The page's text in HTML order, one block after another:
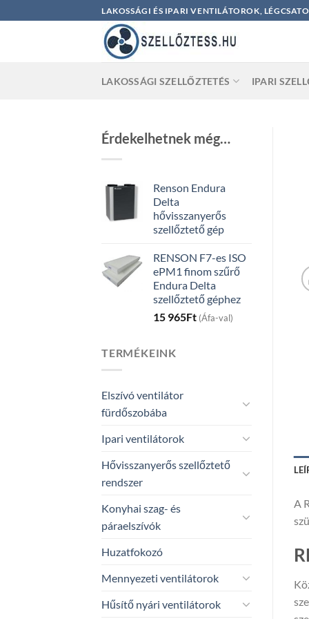
to
LAKOSSÁGI ÉS IPARI VENTILÁTOROK,
LAKOSSÁGI SZELLŐZTETÉS IPARI
Érdekelhetnek még…
Renson Endura
Delta
hővisszanyerős
szellőztető gép
RENSON F7-es ISO
ePM1 finom szűrő
Endura Delta
szellőztető géphez
15 965Ft (Áfa-val)
TERMÉKEINK
Elszívó ventilátor
fürdőszobába
Ipari ventilátorok
Hővisszanyerős szellőztető
rendszer
Konyhai szag- és
páraelszívók
Huzatfokozó
Mennyezeti ventilátorok
Hűsítő nyári ventilátorok
A